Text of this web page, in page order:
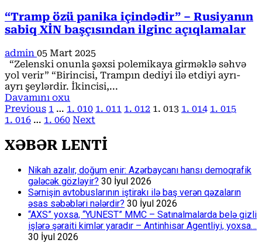
dəstək
verir,
İran
isə
pusquda
durub…
–
“Tramp özü panika içindədir” – Rusiyanın
sabiq XİN başçısından ilginc açıqlamalar
admin 05 Mart 2025
“Zelenski onunla şəxsi polemikaya girməklə səhvə
yol verir” “Birincisi, Trampın dediyi ilə etdiyi ayrı-
ayrı şeylərdir. İkincisi,...
Davamını oxu
more
about
özü
panika
–
Rusiyanın
sabiq
XİN
başçısından
ilginc
Posts
pagination
Previous 1 … 1. 010 1. 011 1. 012 1. 013 1. 014 1. 015
1. 016 … 1. 060 Next
XƏBƏR LENTİ
Nikah azalır, doğum enir: Azərbaycanı hansı demoqrafik
gələcək gözləyir? 30 İyul 2026
Sərnişin avtobuslarının iştirakı ilə baş verən qəzaların
əsas səbəbləri nələrdir? 30 İyul 2026
“AXS” yoxsa, “YUNEST” MMC – Satınalmalarda belə gizli
işlərə şəraiti kimlər yaradır – Antinhisar Agentliyi, yoxsa…
30 İyul 2026